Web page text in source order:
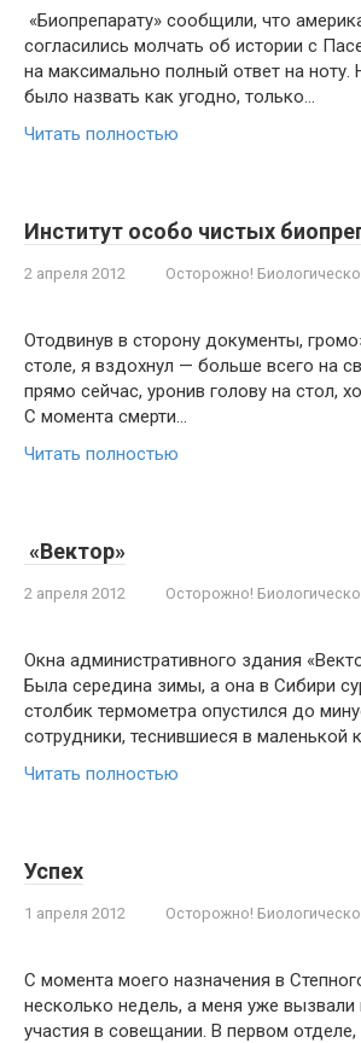
«Биопрепарату» сообщили, что
согласи­лись молчать об истории с
на максимально пол­ный ответ на
было назвать как угодно, только…
Читать полностью
Институт особо чистых
2 апреля 2012
Осторожно!
Отодвинув в сторону документы,
столе, я вздохнул — боль­ше всего на
прямо сейчас, уронив голову на стол,
С момента смерти…
Читать полностью
«Вектор»
2 апреля 2012
Осторожно!
Окна административного здания
Была середина зи­мы, а она в Сибири
столбик термометра опустился до
сотрудники, теснившие­ся в маленькой
Читать полностью
Успех
1 апреля 2012
Осторожно!
С момента моего назначения в
несколько недель, а меня уже
участия в сове­щании. В первом